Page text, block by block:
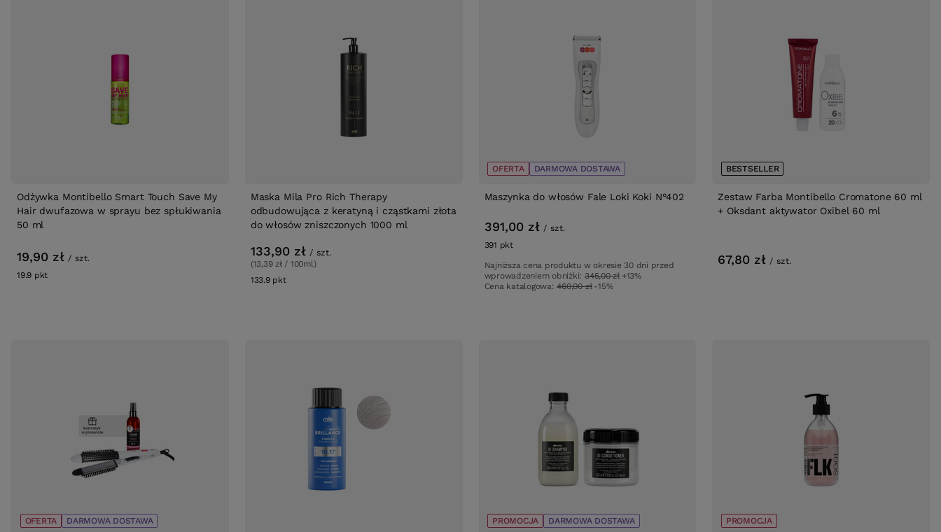
Odżywka Montibello Smart Touch Save My
Hair dwufazowa w sprayu bez spłukiwania
50 ml
19,90 zł / szt.
19.9 pkt
Maska Mila Pro Rich Therapy
odbudowująca z keratyną i cząstkami złota
do włosów zniszczonych 1000 ml
133,90 zł / szt.
(13,39 zł / 100ml)
133.9 pktpunktów
OFERTA DARMOWA DOSTAWA
Maszynka do włosów Fale Loki Koki N°402
391,00 zł / szt.
391 pktpunktów
Najniższa cena produktu w okresie 30 dni przed
wprowadzeniem obniżki: 345,00 zł +13%
Cena katalogowa:460,00 zł -15%
BESTSELLER
Zestaw Farba Montibello Cromatone 60 ml
+ Oksdant aktywator Oxibel 60 ml
67,80 zł / szt.
OFERTA DARMOWA DOSTAWA PROMOCJA DARMOWA DOSTAWA PROMOCJA